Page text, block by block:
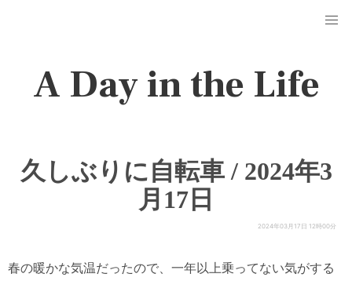
A Day in the Life
久しぶりに自転車 / 2024年3
月17日
2024年03月17日 12時00分
春の暖かな気温だったので、一年以上乗ってない気がする